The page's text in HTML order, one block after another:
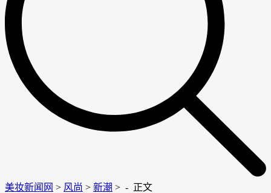
美妆新闻网 > 风尚 > 新潮 > - 正文